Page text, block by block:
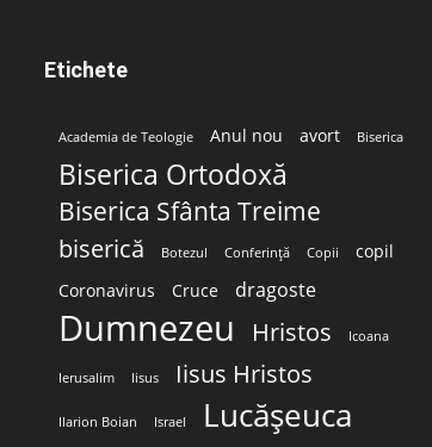
Etichete
Academia de Teologie Anul nou avort Biserica
Biserica Ortodoxă
Biserica Sfânta Treime
biserică Botezul Conferință Copii
copil
Coronavirus
Cruce dragoste
Dumnezeu Hristos Icoana
Ierusalim Iisus Iisus Hristos
Ilarion Boian Israel Lucășeuca